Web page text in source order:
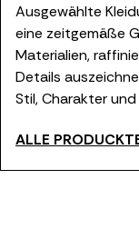
Ausgewählte
eine zeitgemäße
Materialien,
Details
Stil, Charakter
ALLE